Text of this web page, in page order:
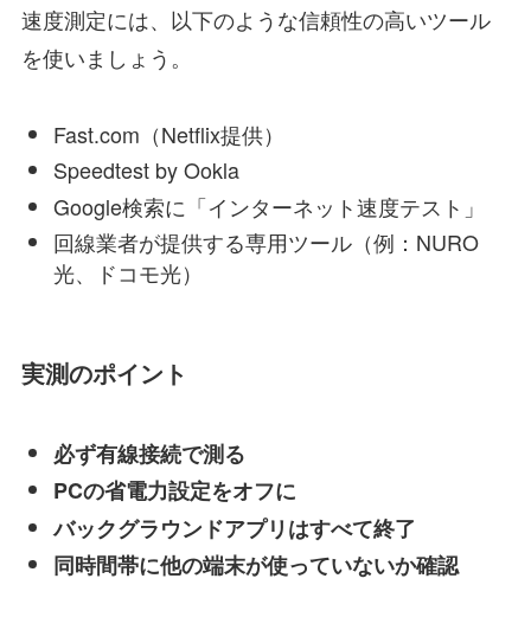
速度測定には、以下のような信頼性の高いツール
を使いましょう。
Fast.com（Netflix提供）
Speedtest by Ookla
Google検索に「インターネット速度テスト」
回線業者が提供する専用ツール（例：NURO
光、ドコモ光）
実測のポイント
必ず有線接続で測る
PCの省電力設定をオフに
バックグラウンドアプリはすべて終了
同時間帯に他の端末が使っていないか確認